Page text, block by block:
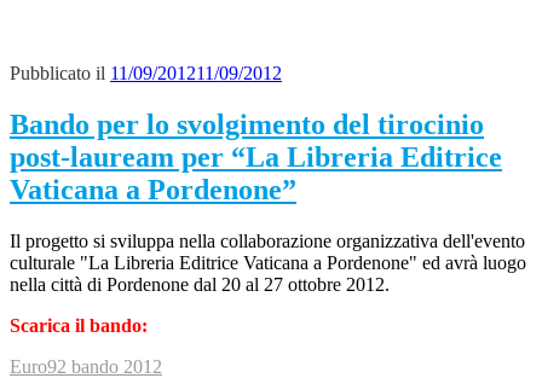
Pubblicato il 11/09/201211/09/2012
Bando per lo svolgimento del tirocinio
post-lauream per “La Libreria Editrice
Vaticana a Pordenone”
Il progetto si sviluppa nella collaborazione organizzativa dell'evento
culturale "La Libreria Editrice Vaticana a Pordenone" ed avrà luogo
nella città di Pordenone dal 20 al 27 ottobre 2012.
Scarica il bando:
Euro92 bando 2012